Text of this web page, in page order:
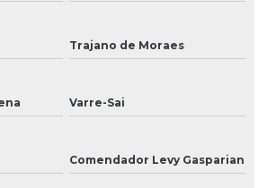
adesivos
digital solvente
Trajano de Moraes
Varre-Sai
Comendador Levy Gasparian